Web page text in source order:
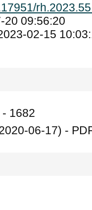
20 09:56:20
02-15
1682
06-17) -